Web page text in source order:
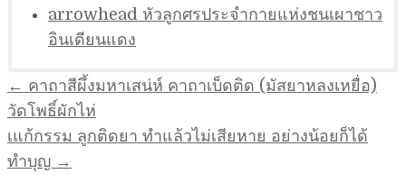
arrowhead หัวลูกศรประจำกายแห่งชนเผาชาว
อินเดียนแดง
แนะแนว
เรื่อง
← คาถาสีผึ้งมหาเสน่ห์ คาถาเบ็ดติด (มัสยาหลงเหยื่อ)
วัดโพธิ์ผักไห่
เแก้กรรม ลูกติดยา ทำแล้วไม่เสียหาย อย่างน้อยก็ได้
ทำบุญ →